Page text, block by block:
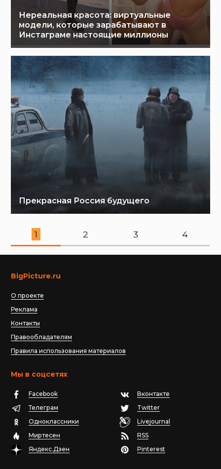
Нереальная красота: виртуальные
модели, которые зарабатывают в
Инстаграме настоящие миллионы
Прекрасная Россия будущего
1 2 3 4
BigPicture.ru
О проекте
Реклама
Контакты
Правообладателям
Правила использования материалов
Мы в соцсетях
Facebook
Вконтакте
Телеграм
Twitter
Одноклассники
Livejournal
Миртесен
RSS
Яндекс.Дзен
Pinterest